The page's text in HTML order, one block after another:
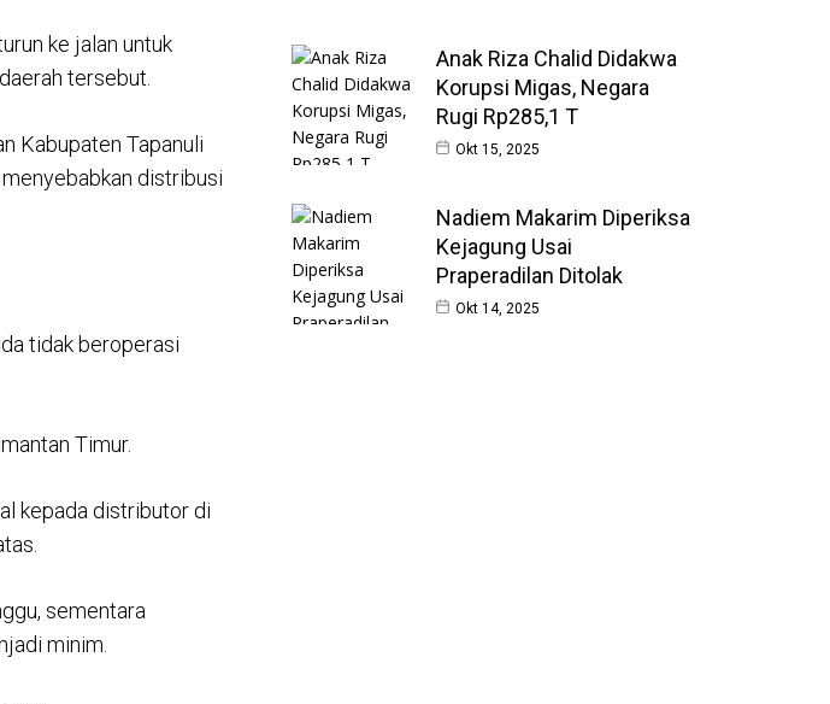
ke jalan untuk
tersebut.
Kabupaten Tapanuli
distribusi
tidak beroperasi
Timur.
kepada distributor di
sementara
minim.
Anak Riza Chalid Didakwa
Korupsi Migas, Negara
Rugi Rp285,1 T
Okt 15, 2025
Nadiem Makarim Diperiksa
Kejagung Usai
Praperadilan Ditolak
Okt 14, 2025